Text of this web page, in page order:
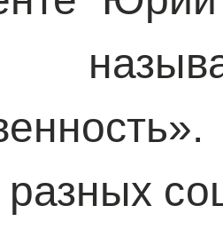
разных